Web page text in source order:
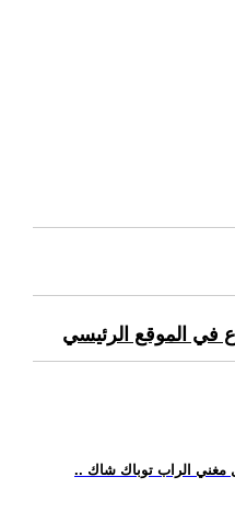
في الموقع الرئيسي
مغني الراب توباك شاك